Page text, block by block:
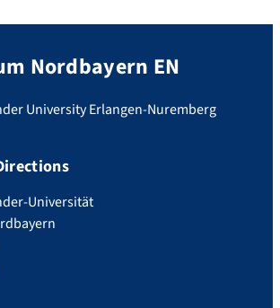
Nordbayern EN
University Erlangen-Nuremberg
Universität